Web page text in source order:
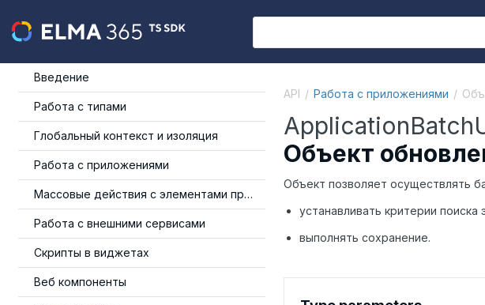
Введение
Работа с типами
Глобальный контекст и изоляция
Работа с приложениями
Массовые действия с элементами приложения
Работа с внешними сервисами
Скрипты в виджетах
Веб компоненты
API Работа с приложениями
Объект
Объект позволяет осуществлять
устанавливать критерии поиска
выполнять сохранение.